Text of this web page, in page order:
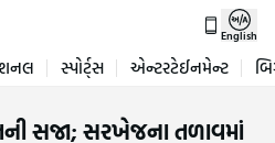
English
સ્પોર્ટ્સ એન્ટરટેઈનમેન્ટ
સજા; સરખેજના તળાવમાં